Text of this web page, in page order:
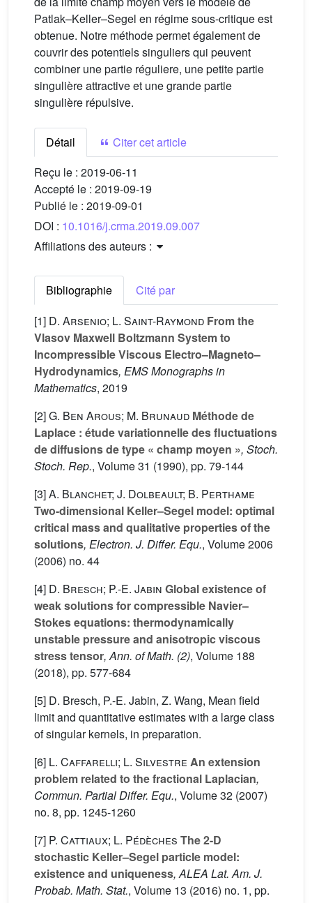
Patlak–Keller–Segel en régime sous-critique est
obtenue. Notre méthode permet également de
couvrir des potentiels singuliers qui peuvent
combiner une partie réguliere, une petite partie
singulière attractive et une grande partie
singulière répulsive.
Détail
Citer cet article
Reçu le : 2019-06-11
Accepté le : 2019-09-19
Publié le : 2019-09-01
DOI : 10.1016/j.crma.2019.09.007
Affiliations des auteurs :
Bibliographie
Cité par
[1] D. Arsenio; L. Saint-Raymond From the
Vlasov Maxwell Boltzmann System to
Incompressible Viscous Electro–Magneto–
Hydrodynamics, EMS Monographs in
Mathematics, 2019
[2]G. Ben Arous; M. Brunaud Méthode de
Laplace : étude variationnelle des fluctuations
de diffusions de type « champ moyen », Stoch.
Stoch. Rep., Volume 31 (1990), pp. 79-144
[3]A. Blanchet; J. Dolbeault; B. Perthame
Two-dimensional Keller–Segel model: optimal
critical mass and qualitative properties of the
solutions, Electron. J. Differ. Equ., Volume 2006
(2006) no. 44
[4] D. Bresch; P.-E. Jabin Global existence of
weak solutions for compressible Navier–
Stokes equations: thermodynamically
unstable pressure and anisotropic viscous
stress tensor, Ann. of Math. (2), Volume 188
(2018), pp. 577-684
[5] D. Bresch, P.-E. Jabin, Z. Wang, Mean field
limit and quantitative estimates with a large class
of singular kernels, in preparation.
[6] L. Caffarelli; L. Silvestre An extension
problem related to the fractional Laplacian,
Commun. Partial Differ. Equ., Volume 32 (2007)
no. 8, pp. 1245-1260
[7] P. Cattiaux; L. Pédèches The 2-D
stochastic Keller–Segel particle model:
existence and uniqueness, ALEA Lat. Am. J.
Probab. Math. Stat., Volume 13 (2016) no. 1, pp.